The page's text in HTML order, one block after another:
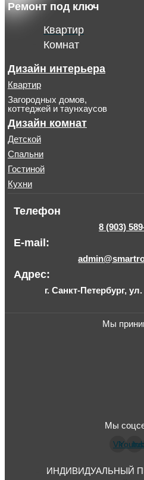
Ремонт под ключ
Квартир
Комнат
Дизайн интерьера
Квартир
Загородных домов,
коттеджей и таунхаусов
Дизайн комнат
Детской
Спальни
Гостиной
Кухни
Телефон
8 (903)
E-mail:
Адрес:
г. Санкт-Петербург,
Мы
Мы
Vk
ИНДИВИДУАЛЬНЫЙ